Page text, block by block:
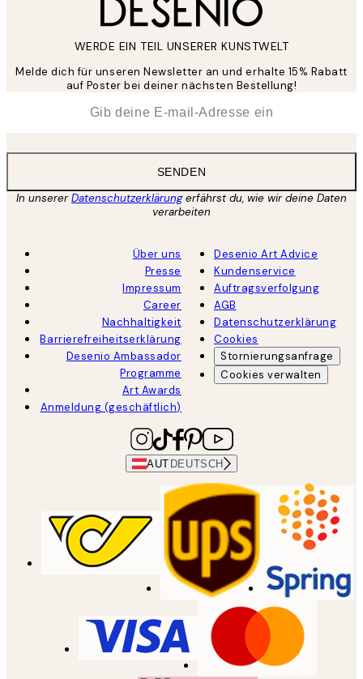
WERDE EIN TEIL UNSERER KUNSTWELT
Melde dich für unseren Newsletter an und erhalte 15% Rabatt
auf Poster bei deiner nächsten Bestellung!
SENDEN
In unsererDatenschutzerklärungerfährst du, wie wir deine Daten
verarbeiten
Über uns
Presse
Impressum
Career
Nachhaltigkeit
Barrierefreiheitserklärung
Desenio Ambassador
Programme
Art Awards
Anmeldung (geschäftlich)
Desenio Art Advice
Kundenservice
Auftragsverfolgung
AGB
Datenschutzerklärung
Cookies
Stornierungsanfrage
Cookies verwalten
AUT DEUTSCH